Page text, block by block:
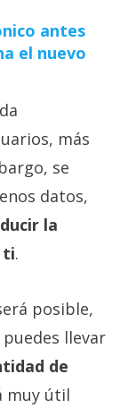
antes
el nuevo
más
se
datos,
la
ti.
posible,
llevar
de
muy útil